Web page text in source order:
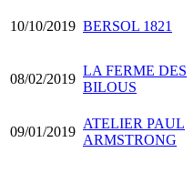
10/10/2019 BERSOL 1821
08/02/2019
LA FERME DES
BILOUS
09/01/2019
ATELIER PAUL
ARMSTRONG